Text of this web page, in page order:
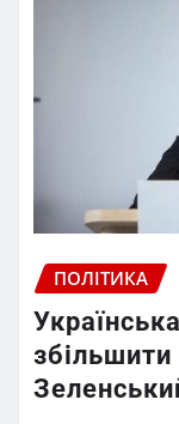
ПОЛІТИКА
збільшити